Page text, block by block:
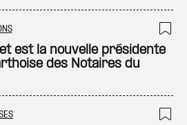
est la nouvelle présidente
des Notaires du